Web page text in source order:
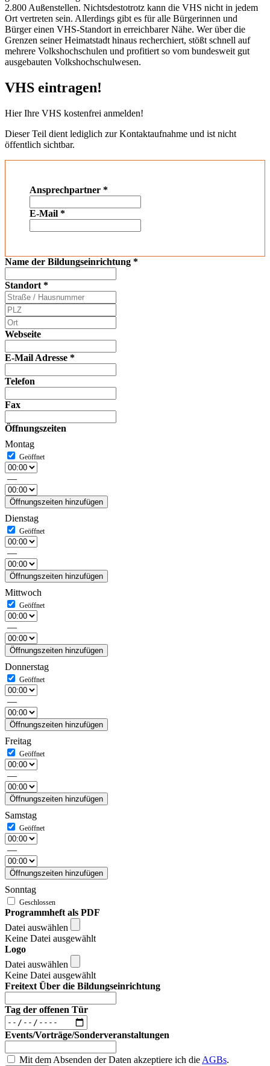
2.800 Außenstellen. Nichtsdestotrotz kann die VHS nicht in jedem
Ort vertreten sein. Allerdings gibt es für alle Bürgerinnen und
Bürger einen VHS-Standort in erreichbarer Nähe. Wer über die
Grenzen seiner Heimatstadt hinaus recherchiert, stößt schnell auf
mehrere Volkshochschulen und profitiert so vom bundesweit gut
ausgebauten Volkshochschulwesen.
VHS eintragen!
Hier Ihre VHS kostenfrei anmelden!
Dieser Teil dient lediglich zur Kontaktaufnahme und ist nicht
öffentlich sichtbar.
Ansprechpartner *
E-Mail *
Name der Bildungseinrichtung *
Standort *
Webseite
E-Mail Adresse *
Telefon
Fax
Öffnungszeiten
Montag
—
Öffnungszeiten hinzufügen
Dienstag
—
Öffnungszeiten hinzufügen
Mittwoch
—
Öffnungszeiten hinzufügen
Donnerstag
—
Öffnungszeiten hinzufügen
Freitag
—
Öffnungszeiten hinzufügen
Samstag
—
Öffnungszeiten hinzufügen
Sonntag
Programmheft als PDF
Datei auswählen
Keine Datei ausgewählt
Logo
Datei auswählen
Keine Datei ausgewählt
Freitext Über die Bildungseinrichtung
Tag der offenen Tür
Events/Vorträge/Sonderveranstaltungen
Mit dem Absenden der Daten akzeptiere ich die AGBs.